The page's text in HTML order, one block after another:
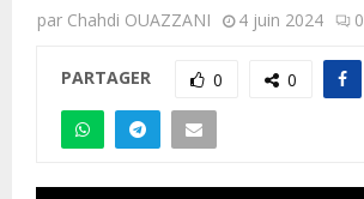
par Chahdi OUAZZANI 4 juin 2024 0
PARTAGER 0 0